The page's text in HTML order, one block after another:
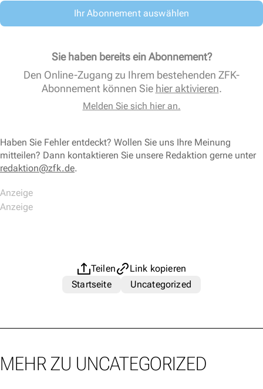
Ihr Abonnement auswählen
Sie haben bereits ein Abonnement?
Den Online-Zugang zu Ihrem bestehenden ZFK-
Abonnement können Sie hier aktivieren.
Melden Sie sich hier an.
Haben Sie Fehler entdeckt? Wollen Sie uns Ihre Meinung
mitteilen? Dann kontaktieren Sie unsere Redaktion gerne unter
redaktion@zfk.de.
Teilen
Link kopieren
Startseite
Uncategorized
MEHR ZU UNCATEGORIZED